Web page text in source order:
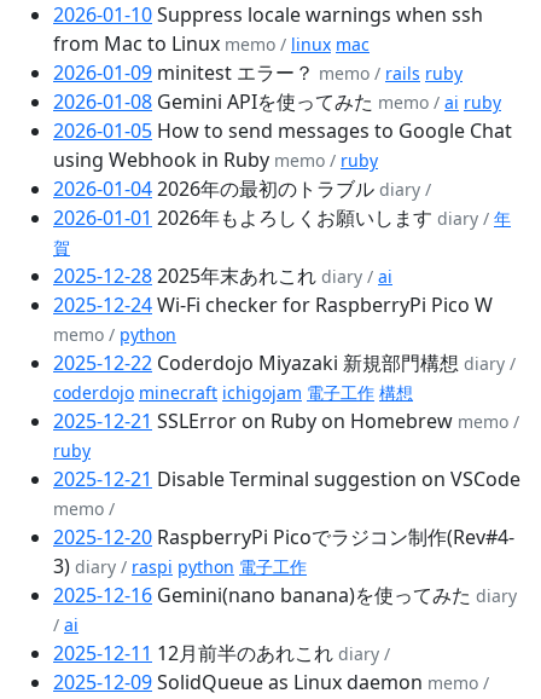
2026-01-10Suppress locale warnings when ssh
from Mac to Linux memo / linux mac
2026-01-09 minitest エラー？ memo / rails ruby
2026-01-08 Gemini APIを使ってみた memo / ai ruby
2026-01-05 How to send messages to Google Chat
using Webhook in Ruby memo / ruby
2026-01-042026年の最初のトラブル diary /
2026-01-01 2026年もよろしくお願いします diary / 年
賀
2025-12-282025年末あれこれ diary / ai
2025-12-24Wi-Fi checker for RaspberryPi Pico W
memo / python
2025-12-22 Coderdojo Miyazaki 新規部門構想 diary /
coderdojo minecraft ichigojam 電子工作 構想
2025-12-21 SSLError on Ruby on Homebrew memo /
ruby
2025-12-21 Disable Terminal suggestion on VSCode
memo /
2025-12-20 RaspberryPi Picoでラジコン制作(Rev#4-
3) diary / raspi python 電子工作
2025-12-16 Gemini(nano banana)を使ってみた diary
/ ai
2025-12-11 12月前半のあれこれ diary /
2025-12-09SolidQueue as Linux daemon memo /